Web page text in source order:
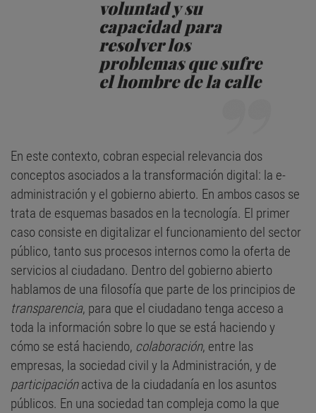
voluntad y su
capacidad para
resolver los
problemas que sufre
el hombre de la calle
En este contexto, cobran especial relevancia dos
conceptos asociados a la transformación digital: la e-
administración y el gobierno abierto. En ambos casos se
trata de esquemas basados en la tecnología. El primer
caso consiste en digitalizar el funcionamiento del sector
público, tanto sus procesos internos como la oferta de
servicios al ciudadano. Dentro del gobierno abierto
hablamos de una filosofía que parte de los principios de
transparencia, para que el ciudadano tenga acceso a
toda la información sobre lo que se está haciendo y
cómo se está haciendo, colaboración, entre las
empresas, la sociedad civil y la Administración, y de
participaciónactiva de la ciudadanía en los asuntos
públicos. En una sociedad tan compleja como la que